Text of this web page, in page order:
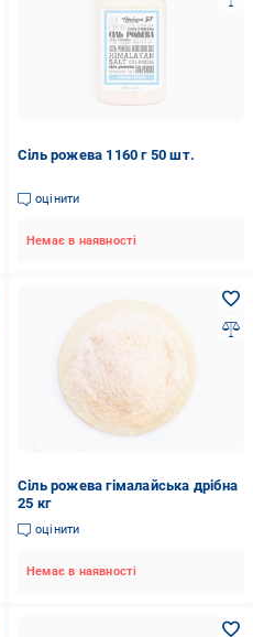
Сіль рожева 1160 г 50 шт.
оцінити
Немає в наявності
Сіль рожева гімалайська дрібна
25 кг
оцінити
Немає в наявності